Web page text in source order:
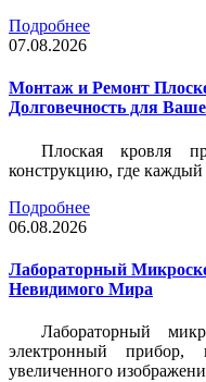
Подробнее
07.08.2026
Монтаж и Ремонт
Долговечность для
Плоская кровля
конструкцию, где
Подробнее
06.08.2026
Лабораторный
Невидимого Мира
Лабораторный
электронный прибор,
увеличенного